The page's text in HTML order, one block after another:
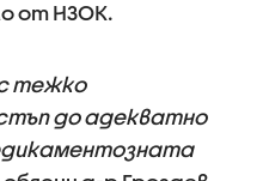
от НЗОК.
тежко
до адекватно